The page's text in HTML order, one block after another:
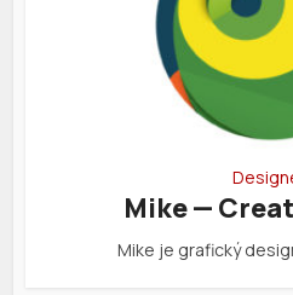
Mike —
Mike je grafický